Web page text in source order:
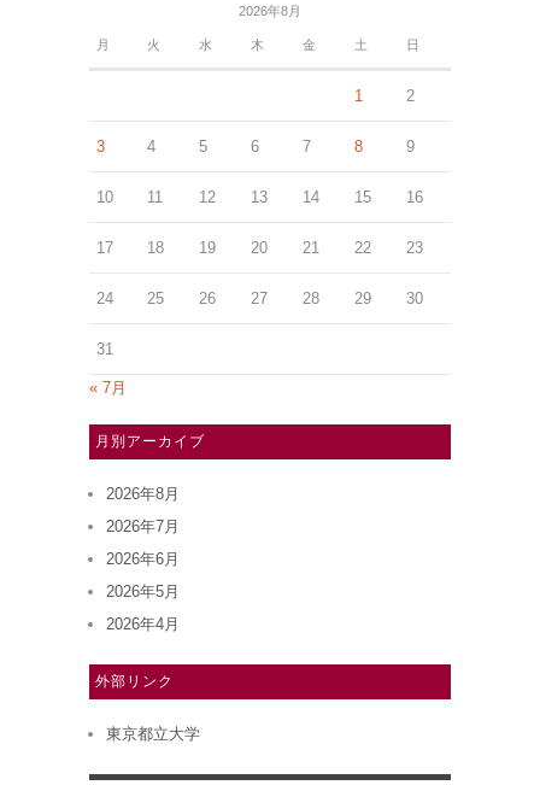
2026年8月
月 火 水 木 金 土 日
1 2
3 4 5 6 7 8 9
10 11 12 13 14 15 16
17 18 19 20 21 22 23
24 25 26 27 28 29 30
31
« 7月
月別アーカイブ
2026年8月
2026年7月
2026年6月
2026年5月
2026年4月
外部リンク
東京都立大学